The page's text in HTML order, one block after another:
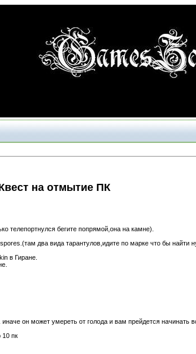
на отмытие ПК
телепортнулся бегите попрямой,она на камне).
два вида тарантулов,идите по марке что бы найти
в Гиране.
он может умереть от голода и вам прейдется начинать
10 пк